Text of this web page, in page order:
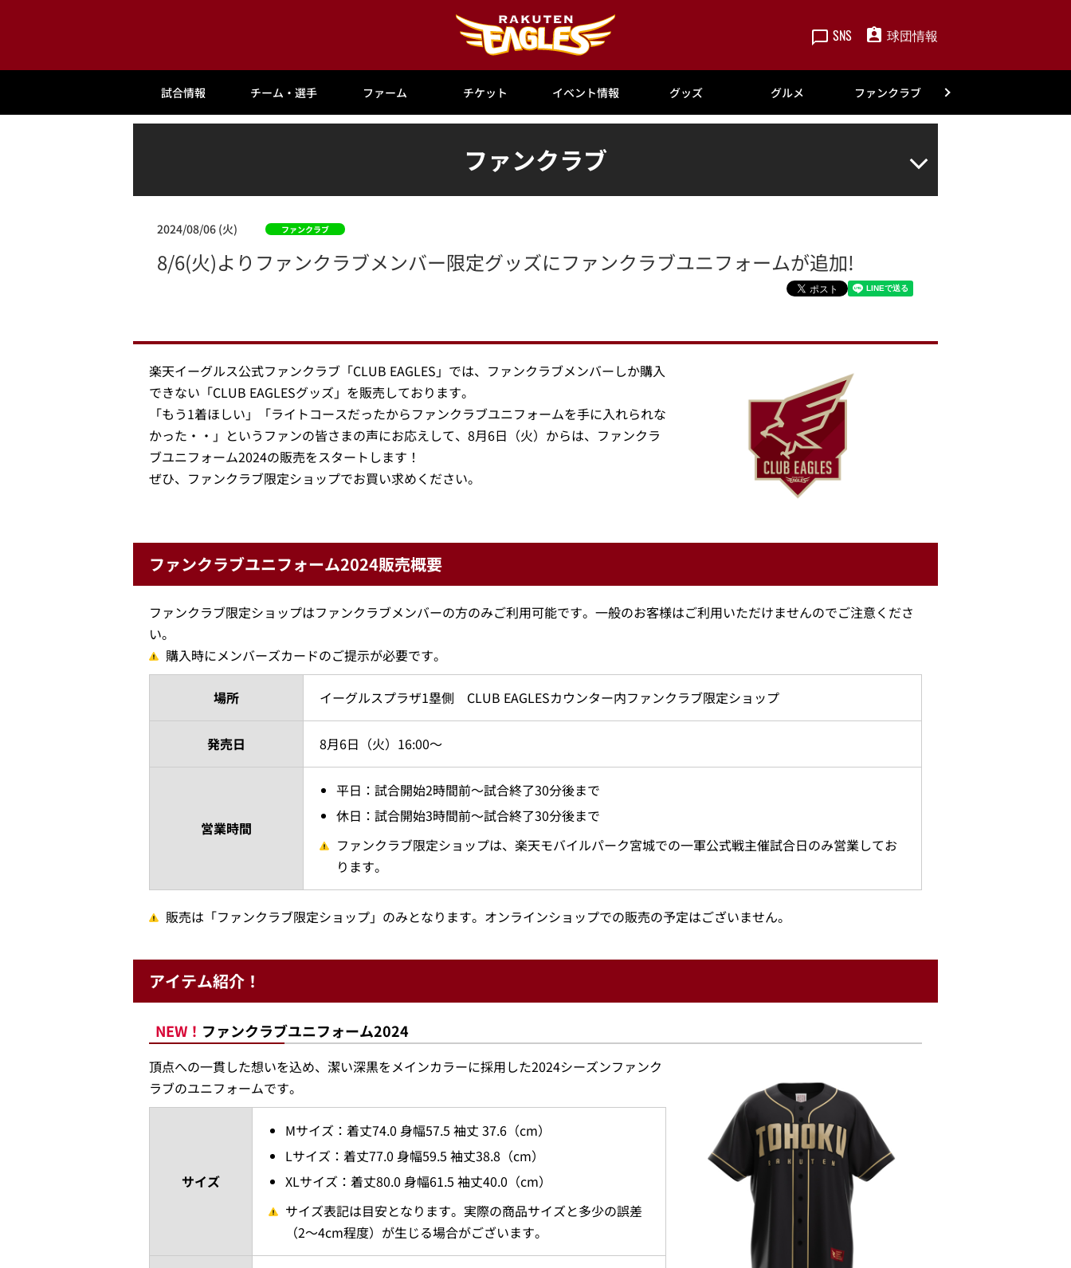
SNS 球団情報
試合情報 チーム・選手 ファーム チケット イベント情報 グッズ グルメ ファンクラブ
ファンクラブ
2024/08/06 (火) ファンクラブ
8/6(火)よりファンクラブメンバー限定グッズにファンクラブユニフォームが追加!
楽天イーグルス公式ファンクラブ「CLUB EAGLES」では、ファンクラブメンバーしか購入
できない「CLUB EAGLESグッズ」を販売しております。
「もう1着ほしい」「ライトコースだったからファンクラブユニフォームを手に入れられな
かった・・」というファンの皆さまの声にお応えして、8月6日（火）からは、ファンクラ
ブユニフォーム2024の販売をスタートします！
ぜひ、ファンクラブ限定ショップでお買い求めください。
ファンクラブユニフォーム2024販売概要
ファンクラブ限定ショップはファンクラブメンバーの方のみご利用可能です。一般のお客様はご利用いただけませんのでご注意くださ
い。
購入時にメンバーズカードのご提示が必要です。
場所 イーグルスプラザ1塁側 CLUB EAGLESカウンター内ファンクラブ限定ショップ
発売日 8月6日（火）16:00～
営業時間
平日：試合開始2時間前～試合終了30分後まで
休日：試合開始3時間前～試合終了30分後まで
ファンクラブ限定ショップは、楽天モバイルパーク宮城での一軍公式戦主催試合日のみ営業してお
ります。
販売は「ファンクラブ限定ショップ」のみとなります。オンラインショップでの販売の予定はございません。
アイテム紹介！
NEW！ ファンクラブユニフォーム2024
頂点への一貫した想いを込め、潔い深黒をメインカラーに採用した2024シーズンファンク
ラブのユニフォームです。
サイズ
Mサイズ：着丈74.0 身幅57.5 袖丈 37.6（cm）
Lサイズ：着丈77.0 身幅59.5 袖丈38.8（cm）
XLサイズ：着丈80.0 身幅61.5 袖丈40.0（cm）
サイズ表記は目安となります。実際の商品サイズと多少の誤差
（2～4cm程度）が生じる場合がございます。